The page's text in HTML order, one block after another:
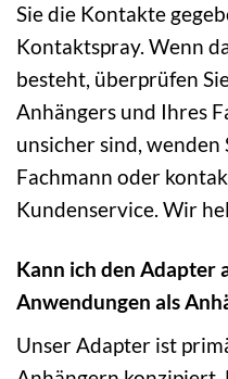
Sie die Kontakte
Kontaktspray. Wenn
besteht, überprüfen
Anhängers und Ihres
unsicher sind, wenden
Fachmann oder
Kundenservice. Wir
Kann ich den Adapter
Anwendungen als
Unser Adapter ist